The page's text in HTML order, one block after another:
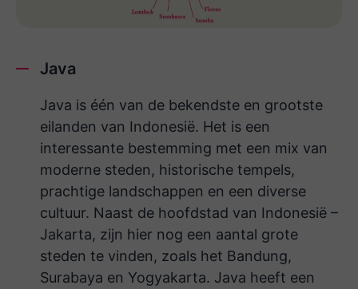
Java
Java is één van de bekendste en grootste
eilanden van Indonesië. Het is een
interessante bestemming met een mix van
moderne steden, historische tempels,
prachtige landschappen en een diverse
cultuur. Naast de hoofdstad van Indonesië –
Jakarta, zijn hier nog een aantal grote
steden te vinden, zoals het Bandung,
Surabaya en Yogyakarta. Java heeft een